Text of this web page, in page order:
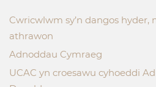
Cwricwlwm sy’n dangos hyder,
athrawon
Adnoddau Cymraeg
UCAC yn croesawu cyhoeddi